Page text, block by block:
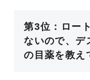
第3位：ロー
ないので、デ
の目薬を教え